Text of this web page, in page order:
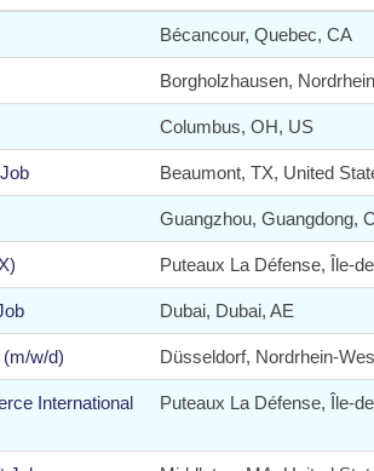
Bécancour, Quebec, CA
Borgholzhausen,
Columbus, OH, US
Beaumont, TX, United
Guangzhou, Guangdong,
Puteaux La Défense, Île-
Dubai, Dubai, AE
w/d) Düsseldorf, Nordrhein-
International
Puteaux La Défense, Île-